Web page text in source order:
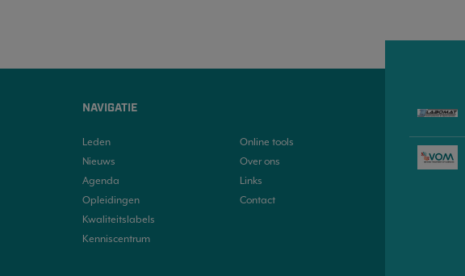
NAVIGATIE
Leden
Nieuws
Agenda
Opleidingen
Kwaliteitslabels
Kenniscentrum
Online tools
Over ons
Links
Contact